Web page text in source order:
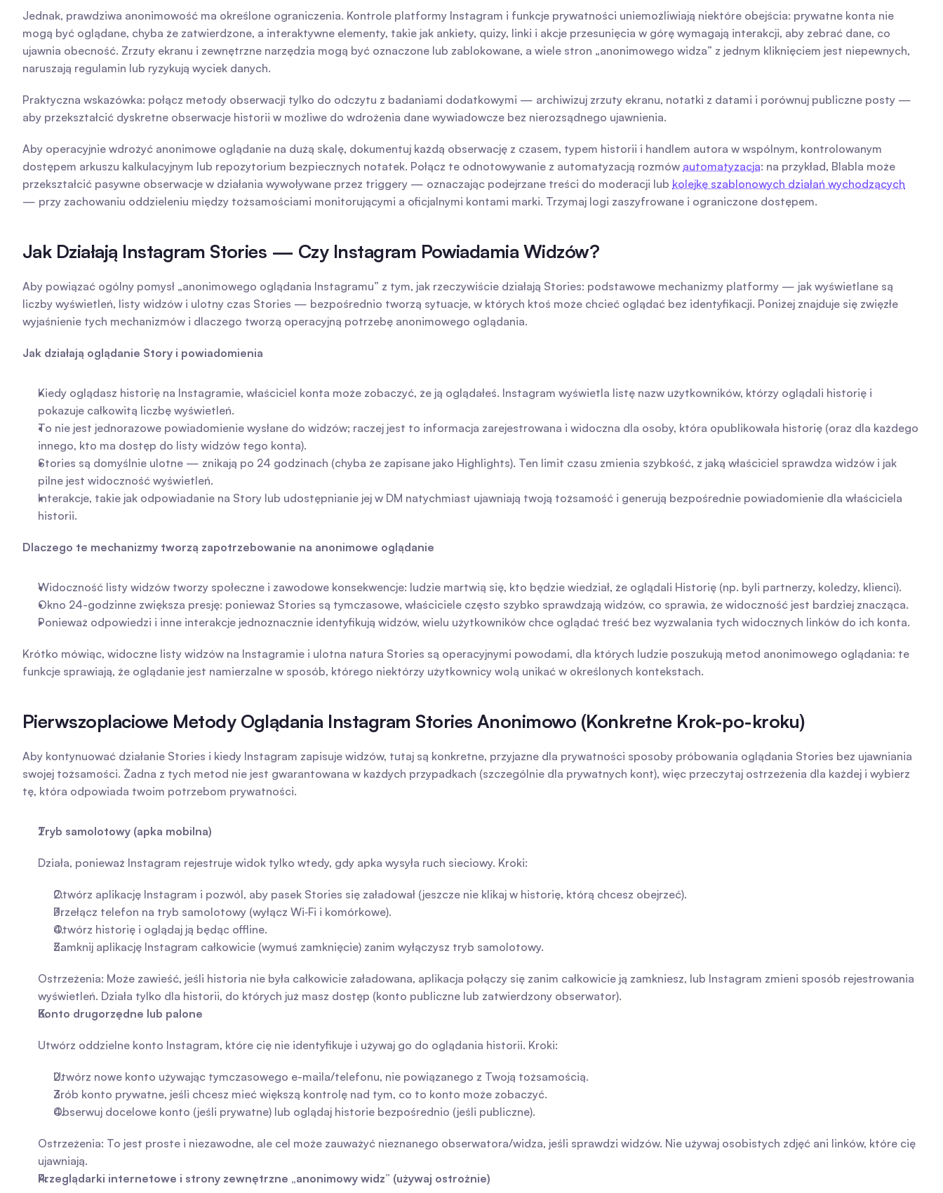
Jednak, prawdziwa anonimowość ma określone ograniczenia. Kontrole platformy Instagram i funkcje prywatności uniemożliwiają niektóre obejścia: prywatne konta nie
mogą być oglądane, chyba że zatwierdzone, a interaktywne elementy, takie jak ankiety, quizy, linki i akcje przesunięcia w górę wymagają interakcji, aby zebrać dane, co
ujawnia obecność. Zrzuty ekranu i zewnętrzne narzędzia mogą być oznaczone lub zablokowane, a wiele stron „anonimowego widza” z jednym kliknięciem jest niepewnych,
naruszają regulamin lub ryzykują wyciek danych.
Praktyczna wskazówka: połącz metody obserwacji tylko do odczytu z badaniami dodatkowymi — archiwizuj zrzuty ekranu, notatki z datami i porównuj publiczne posty —
aby przekształcić dyskretne obserwacje historii w możliwe do wdrożenia dane wywiadowcze bez nierozsądnego ujawnienia.
Aby operacyjnie wdrożyć anonimowe oglądanie na dużą skalę, dokumentuj każdą obserwację z czasem, typem historii i handlem autora w wspólnym, kontrolowanym
dostępem arkuszu kalkulacyjnym lub repozytorium bezpiecznych notatek. Połącz te odnotowywanie z automatyzacją rozmów automatyzacja: na przykład, Blabla może
przekształcić pasywne obserwacje w działania wywoływane przez triggery — oznaczając podejrzane treści do moderacji lub kolejkę szablonowych działań wychodzących
— przy zachowaniu oddzieleniu między tożsamościami monitorującymi a oficjalnymi kontami marki. Trzymaj logi zaszyfrowane i ograniczone dostępem.
Jak Działają Instagram Stories — Czy Instagram Powiadamia Widzów?
Aby powiązać ogólny pomysł „anonimowego oglądania Instagramu” z tym, jak rzeczywiście działają Stories: podstawowe mechanizmy platformy — jak wyświetlane są
liczby wyświetleń, listy widzów i ulotny czas Stories — bezpośrednio tworzą sytuacje, w których ktoś może chcieć oglądać bez identyfikacji. Poniżej znajduje się zwięzłe
wyjaśnienie tych mechanizmów i dlaczego tworzą operacyjną potrzebę anonimowego oglądania.
Jak działają oglądanie Story i powiadomienia
Kiedy oglądasz historię na Instagramie, właściciel konta może zobaczyć, że ją oglądałeś. Instagram wyświetla listę nazw użytkowników, którzy oglądali historię i
pokazuje całkowitą liczbę wyświetleń.
To nie jest jednorazowe powiadomienie wysłane do widzów; raczej jest to informacja zarejestrowana i widoczna dla osoby, która opublikowała historię (oraz dla każdego
innego, kto ma dostęp do listy widzów tego konta).
Stories są domyślnie ulotne — znikają po 24 godzinach (chyba że zapisane jako Highlights). Ten limit czasu zmienia szybkość, z jaką właściciel sprawdza widzów i jak
pilne jest widoczność wyświetleń.
Interakcje, takie jak odpowiadanie na Story lub udostępnianie jej w DM natychmiast ujawniają twoją tożsamość i generują bezpośrednie powiadomienie dla właściciela
historii.
Dlaczego te mechanizmy tworzą zapotrzebowanie na anonimowe oglądanie
Widoczność listy widzów tworzy społeczne i zawodowe konsekwencje: ludzie martwią się, kto będzie wiedział, że oglądali Historię (np. byli partnerzy, koledzy, klienci).
Okno 24-godzinne zwiększa presję: ponieważ Stories są tymczasowe, właściciele często szybko sprawdzają widzów, co sprawia, że widoczność jest bardziej znacząca.
Ponieważ odpowiedzi i inne interakcje jednoznacznie identyfikują widzów, wielu użytkowników chce oglądać treść bez wyzwalania tych widocznych linków do ich konta.
Krótko mówiąc, widoczne listy widzów na Instagramie i ulotna natura Stories są operacyjnymi powodami, dla których ludzie poszukują metod anonimowego oglądania: te
funkcje sprawiają, że oglądanie jest namierzalne w sposób, którego niektórzy użytkownicy wolą unikać w określonych kontekstach.
Pierwszoplaciowe Metody Oglądania Instagram Stories Anonimowo (Konkretne Krok-po-kroku)
Aby kontynuować działanie Stories i kiedy Instagram zapisuje widzów, tutaj są konkretne, przyjazne dla prywatności sposoby próbowania oglądania Stories bez ujawniania
swojej tożsamości. Żadna z tych metod nie jest gwarantowana w każdych przypadkach (szczególnie dla prywatnych kont), więc przeczytaj ostrzeżenia dla każdej i wybierz
tę, która odpowiada twoim potrzebom prywatności.
Tryb samolotowy (apka mobilna)
Działa, ponieważ Instagram rejestruje widok tylko wtedy, gdy apka wysyła ruch sieciowy. Kroki:
Otwórz aplikację Instagram i pozwól, aby pasek Stories się załadował (jeszcze nie klikaj w historię, którą chcesz obejrzeć).
Przełącz telefon na tryb samolotowy (wyłącz Wi‑Fi i komórkowe).
Otwórz historię i oglądaj ją będąc offline.
Zamknij aplikację Instagram całkowicie (wymuś zamknięcie) zanim wyłączysz tryb samolotowy.
Ostrzeżenia: Może zawieść, jeśli historia nie była całkowicie załadowana, aplikacja połączy się zanim całkowicie ją zamkniesz, lub Instagram zmieni sposób rejestrowania
wyświetleń. Działa tylko dla historii, do których już masz dostęp (konto publiczne lub zatwierdzony obserwator).
Konto drugorzędne lub palone
Utwórz oddzielne konto Instagram, które cię nie identyfikuje i używaj go do oglądania historii. Kroki:
Utwórz nowe konto używając tymczasowego e-maila/telefonu, nie powiązanego z Twoją tożsamością.
Zrób konto prywatne, jeśli chcesz mieć większą kontrolę nad tym, co to konto może zobaczyć.
Obserwuj docelowe konto (jeśli prywatne) lub oglądaj historie bezpośrednio (jeśli publiczne).
Ostrzeżenia: To jest proste i niezawodne, ale cel może zauważyć nieznanego obserwatora/widza, jeśli sprawdzi widzów. Nie używaj osobistych zdjęć ani linków, które cię
ujawniają.
Przeglądarki internetowe i strony zewnętrzne „anonimowy widz” (używaj ostrożnie)